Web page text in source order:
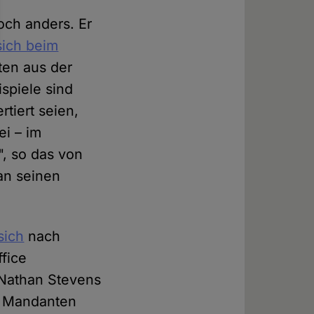
anders. Er
beim
aus der
sind
seien,
– im
so das von
seinen
nach
Stevens